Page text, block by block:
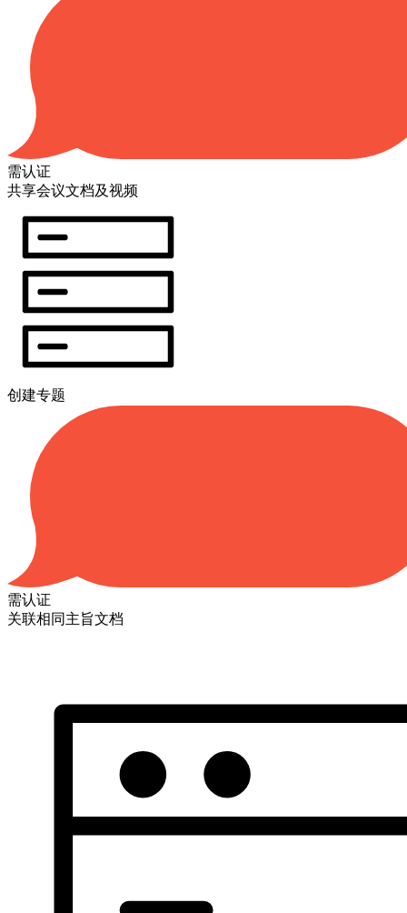
需认证
共享会议文档及视频
创建专题
需认证
关联相同主旨文档